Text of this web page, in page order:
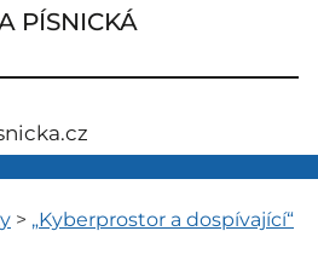
PÍSNICKÁ
> „Kyberprostor a dospívající“